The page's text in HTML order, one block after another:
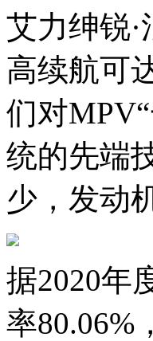
艾力绅锐
高续航可
们对
统的先端
少，发动
据2020年
率80.06%